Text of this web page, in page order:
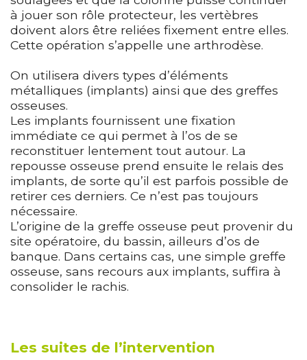
à jouer son rôle protecteur, les vertèbres
doivent alors être reliées fixement entre elles.
Cette opération s’appelle une arthrodèse.
On utilisera divers types d’éléments
métalliques (implants) ainsi que des greffes
osseuses.
Les implants fournissent une fixation
immédiate ce qui permet à l’os de se
reconstituer lentement tout autour. La
repousse osseuse prend ensuite le relais des
implants, de sorte qu’il est parfois possible de
retirer ces derniers. Ce n’est pas toujours
nécessaire.
L’origine de la greffe osseuse peut provenir du
site opératoire, du bassin, ailleurs d’os de
banque. Dans certains cas, une simple greffe
osseuse, sans recours aux implants, suffira à
consolider le rachis.
Les suites de l’intervention